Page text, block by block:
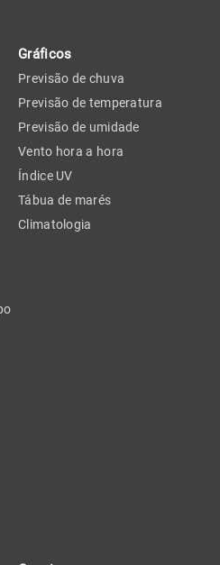
Gráficos
Previsão de chuva
Previsão de temperatura
Previsão de umidade
Vento hora a hora
Índice UV
Tábua de marés
Climatologia